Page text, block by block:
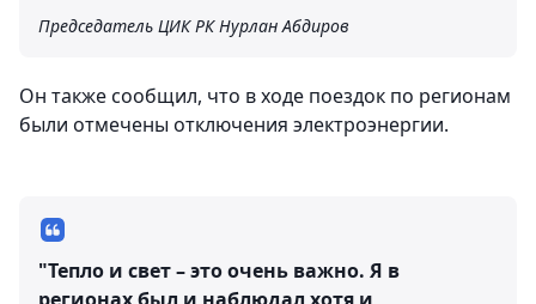
Председатель ЦИК РК Нурлан Абдиров
Он также сообщил, что в ходе поездок по регионам
были отмечены отключения электроэнергии.
"Тепло и свет – это очень важно. Я в
регионах был и наблюдал хотя и